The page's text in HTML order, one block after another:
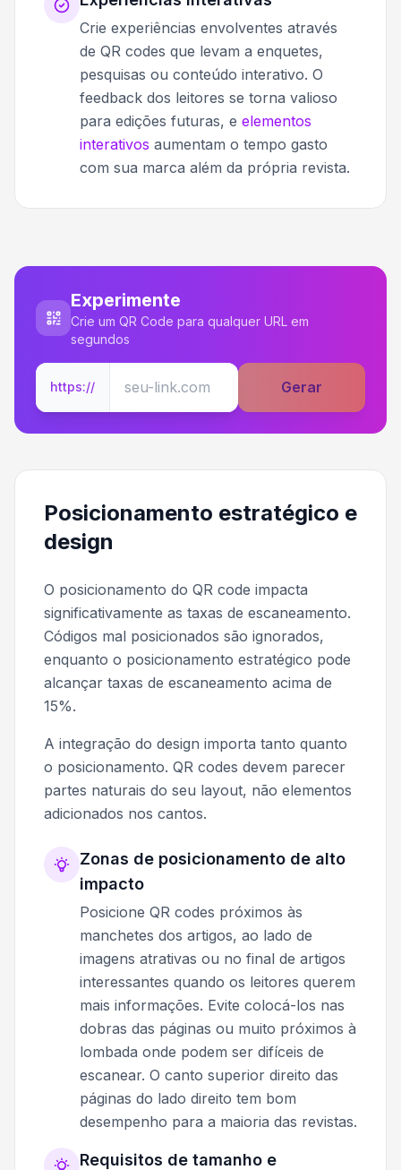
Crie experiências envolventes através
de QR codes que levam a enquetes,
pesquisas ou conteúdo interativo. O
feedback dos leitores se torna valioso
para edições futuras, e elementos
interativos aumentam o tempo gasto
com sua marca além da própria revista.
Experimente
Crie um QR Code para qualquer URL em
segundos
https:// Gerar
Posicionamento estratégico e
design
O posicionamento do QR code impacta
significativamente as taxas de escaneamento.
Códigos mal posicionados são ignorados,
enquanto o posicionamento estratégico pode
alcançar taxas de escaneamento acima de
15%.
A integração do design importa tanto quanto
o posicionamento. QR codes devem parecer
partes naturais do seu layout, não elementos
adicionados nos cantos.
Zonas de posicionamento de alto
impacto
Posicione QR codes próximos às
manchetes dos artigos, ao lado de
imagens atrativas ou no final de artigos
interessantes quando os leitores querem
mais informações. Evite colocá-los nas
dobras das páginas ou muito próximos à
lombada onde podem ser difíceis de
escanear. O canto superior direito das
páginas do lado direito tem bom
desempenho para a maioria das revistas.
Requisitos de tamanho e